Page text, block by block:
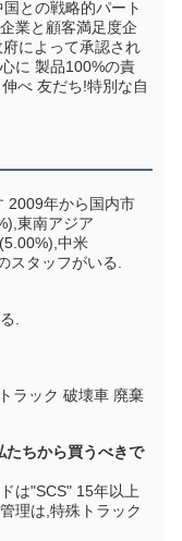
との戦略的パート
業と顧客満足度企
によって承認され
に 製品100%の責
べ 友だち!特別な自
2009年から国内市
東南アジア
中米
スタッフがいる.
.
ラック 破壊車 廃棄
たちから買うべきで
は"SCS" 15年以上
理は,特殊トラック